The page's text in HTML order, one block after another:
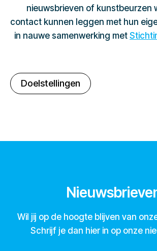
nieuwsbrieven of kunstbeurzen
contact kunnen leggen met hun
in nauwe samenwerking met
Doelstellingen
Wil jij op de hoogte blijven van
Schrijf je dan hier in op onze